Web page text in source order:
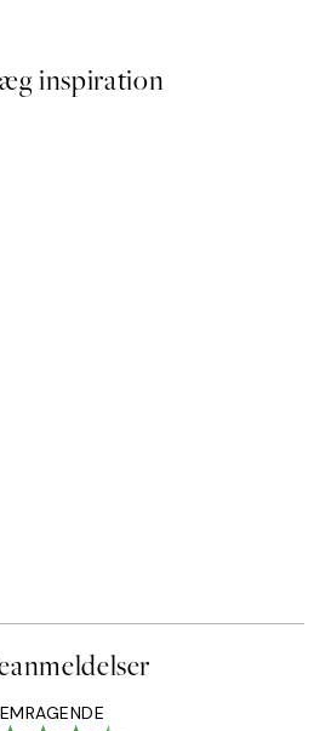
inspiration